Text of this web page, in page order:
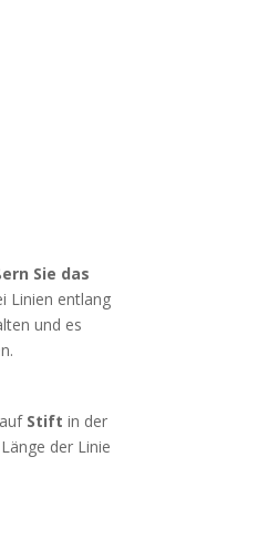
Sie das
Linien entlang
und es
Stift in der
der Linie